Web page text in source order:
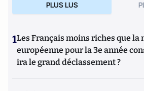
PLUS LUS
1Les Français moins riches que la
européenne pour la 3e année
ira le grand déclassement ?